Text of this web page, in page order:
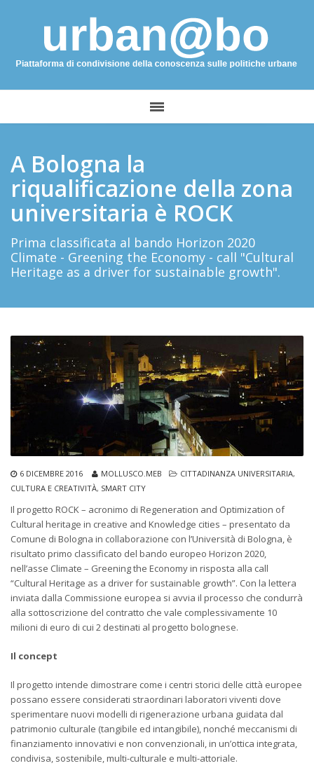
A Bologna la
riqualificazione della zona
universitaria è ROCK
Prima classificata al bando Horizon 2020
Climate - Greening the Economy - call "Cultural
Heritage as a driver for sustainable growth".
6 DICEMBRE 2016 MOLLUSCO.MEB CITTADINANZA UNIVERSITARIA,
CULTURA E CREATIVITÀ, SMART CITY
Il progetto ROCK – acronimo di Regeneration and Optimization of
Cultural heritage in creative and Knowledge cities – presentato da
Comune di Bologna in collaborazione con l’Università di Bologna, è
risultato primo classificato del bando europeo Horizon 2020,
nell’asse Climate – Greening the Economy in risposta alla call
“Cultural Heritage as a driver for sustainable growth”. Con la lettera
inviata dalla Commissione europea si avvia il processo che condurrà
alla sottoscrizione del contratto che vale complessivamente 10
milioni di euro di cui 2 destinati al progetto bolognese.
Il concept
Il progetto intende dimostrare come i centri storici delle città europee
possano essere considerati straordinari laboratori viventi dove
sperimentare nuovi modelli di rigenerazione urbana guidata dal
patrimonio culturale (tangibile ed intangibile), nonché meccanismi di
finanziamento innovativi e non convenzionali, in un’ottica integrata,
condivisa, sostenibile, multi-culturale e multi-attoriale.